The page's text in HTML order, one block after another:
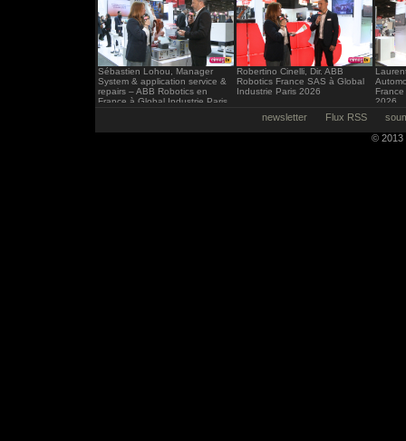
Sébastien Lohou, Manager
System & application service &
repairs – ABB Robotics en
France à Global Industrie Paris
Robertino Cinelli, Dir. ABB
Robotics France SAS à Global
Industrie Paris 2026
2026
newsletter Flux RSS
© 2013